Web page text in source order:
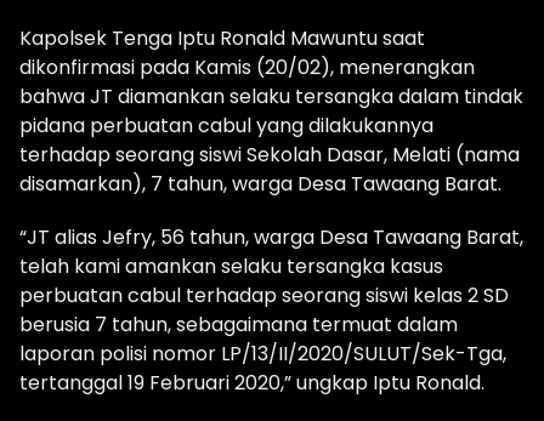
Kapolsek Tenga Iptu Ronald Mawuntu saat
dikonfirmasi pada Kamis (20/02), menerangkan
bahwa JT diamankan selaku tersangka dalam tindak
pidana perbuatan cabul yang dilakukannya
terhadap seorang siswi Sekolah Dasar, Melati (nama
disamarkan), 7 tahun, warga Desa Tawaang Barat.
“JT alias Jefry, 56 tahun, warga Desa Tawaang Barat,
telah kami amankan selaku tersangka kasus
perbuatan cabul terhadap seorang siswi kelas 2 SD
berusia 7 tahun, sebagaimana termuat dalam
laporan polisi nomor LP/13/II/2020/SULUT/Sek-Tga,
tertanggal 19 Februari 2020,” ungkap Iptu Ronald.